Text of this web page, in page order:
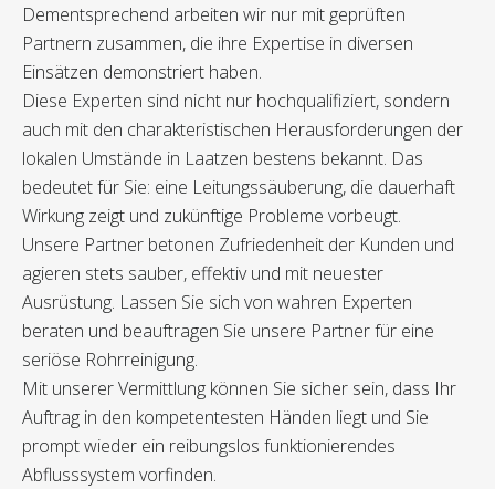
Dementsprechend arbeiten wir nur mit geprüften
Partnern zusammen, die ihre Expertise in diversen
Einsätzen demonstriert haben.
Diese Experten sind nicht nur hochqualifiziert, sondern
auch mit den charakteristischen Herausforderungen der
lokalen Umstände in Laatzen bestens bekannt. Das
bedeutet für Sie: eine Leitungssäuberung, die dauerhaft
Wirkung zeigt und zukünftige Probleme vorbeugt.
Unsere Partner betonen Zufriedenheit der Kunden und
agieren stets sauber, effektiv und mit neuester
Ausrüstung. Lassen Sie sich von wahren Experten
beraten und beauftragen Sie unsere Partner für eine
seriöse Rohrreinigung.
Mit unserer Vermittlung können Sie sicher sein, dass Ihr
Auftrag in den kompetentesten Händen liegt und Sie
prompt wieder ein reibungslos funktionierendes
Abflusssystem vorfinden.